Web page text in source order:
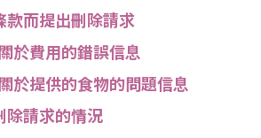
款而提出刪除請求
於費用的錯誤信息
於提供的食物的問題信息
除請求的情況